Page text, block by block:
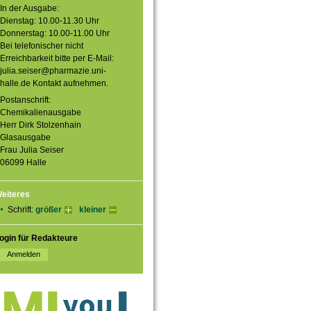
In der Ausgabe:
Dienstag: 10.00-11.30 Uhr
Donnerstag: 10.00-11.00 Uhr
Bei telefonischer nicht
Erreichbarkeit bitte per E-Mail:
julia.seiser@pharmazie.uni-
halle.de Kontakt aufnehmen.
Postanschrift:
Chemikalienausgabe
Herr Dirk Stolzenhain
Glasausgabe
Frau Julia Seiser
06099 Halle
Schrift: größer kleiner
für Redakteure